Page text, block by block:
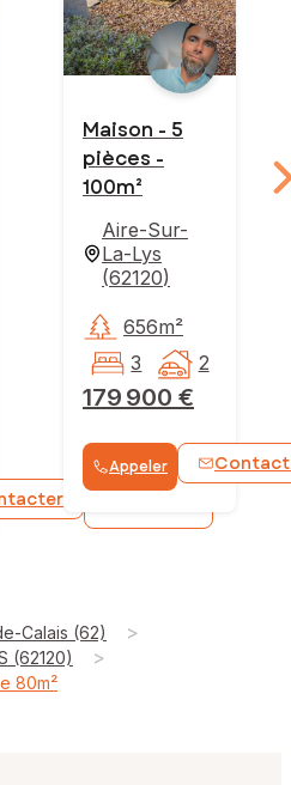
Maison - 5
pièces -
100m²
Aire-Sur-
La-Lys
(62120)
179 900 €
656m²
3
2
Appeler
Calais (62) >
(62120) >
80m²